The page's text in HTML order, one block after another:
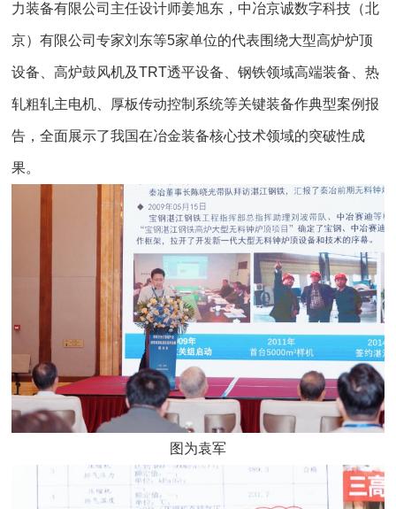
力装备有限公司主任设计师姜旭东，中冶京诚数字科技（北
京）有限公司专家刘东等5家单位的代表围绕大型高炉炉顶
设备、高炉鼓风机及TRT透平设备、钢铁领域高端装备、热
轧粗轧主电机、厚板传动控制系统等关键装备作典型案例报
告，全面展示了我国在冶金装备核心技术领域的突破性成
果。
图为袁军